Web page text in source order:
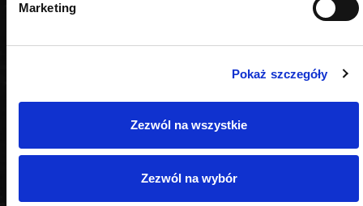
Marketing
Pokaż szczegóły
Zezwól na wszystkie
Zezwól na wybór
PODOBNE PRODUKTY